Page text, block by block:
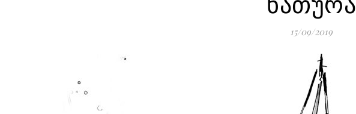
15/09/2019